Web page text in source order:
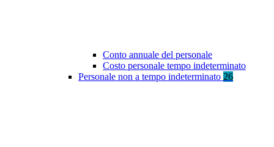
Conto annuale del personale
Costo personale tempo indeterminato
Personale non a tempo indeterminato 26